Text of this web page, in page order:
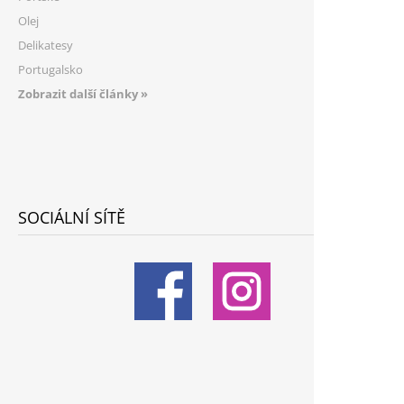
Olej
Delikatesy
Portugalsko
Zobrazit další články »
SOCIÁLNÍ SÍTĚ